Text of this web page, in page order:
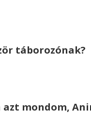
táborozónak?
mondom,